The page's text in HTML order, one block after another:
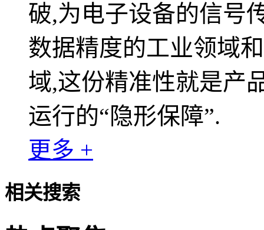
破,为电子设备的信号
数据精度的工业领域
域,这份精准性就是产
运行的“隐形保障”.
更多 +
相关搜索